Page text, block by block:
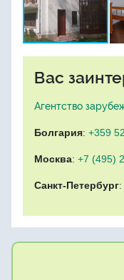
Вас
Агентство
Болгария: +359
Москва: +7 (495)
Санкт-Петербург: